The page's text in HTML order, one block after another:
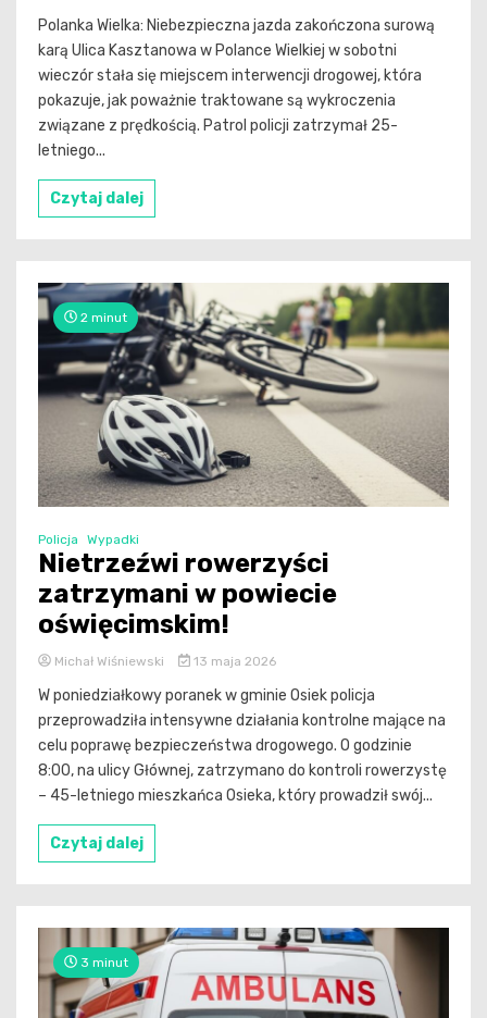
Polanka Wielka: Niebezpieczna jazda zakończona surową
karą Ulica Kasztanowa w Polance Wielkiej w sobotni
wieczór stała się miejscem interwencji drogowej, która
pokazuje, jak poważnie traktowane są wykroczenia
związane z prędkością. Patrol policji zatrzymał 25-
letniego...
Czytaj dalej
2 minut
Policja Wypadki
Nietrzeźwi rowerzyści
zatrzymani w powiecie
oświęcimskim!
Michał Wiśniewski 13 maja 2026
W poniedziałkowy poranek w gminie Osiek policja
przeprowadziła intensywne działania kontrolne mające na
celu poprawę bezpieczeństwa drogowego. O godzinie
8:00, na ulicy Głównej, zatrzymano do kontroli rowerzystę
– 45-letniego mieszkańca Osieka, który prowadził swój...
Czytaj dalej
3 minut